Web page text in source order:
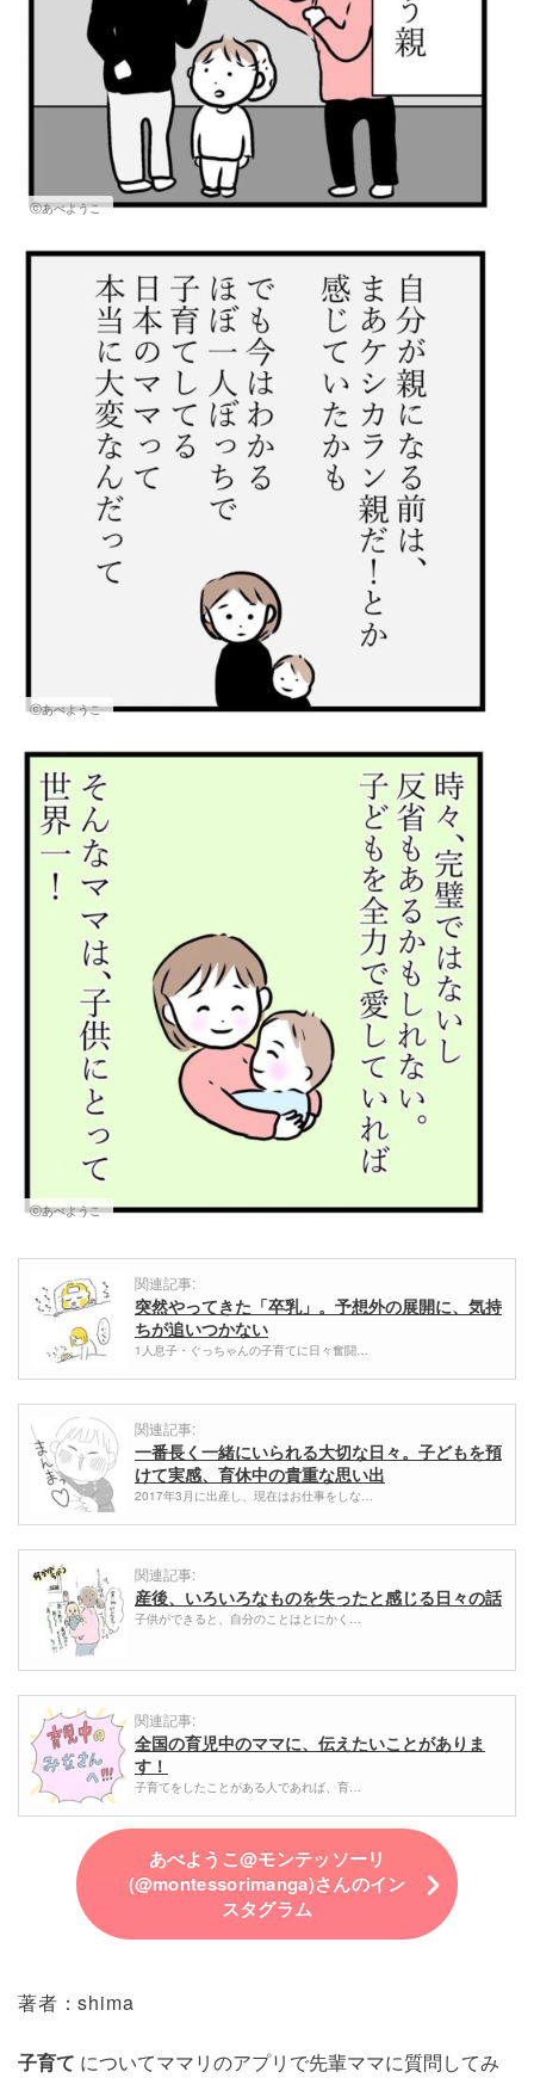
ⓒあべようこ
ⓒあべようこ
ⓒあべようこ
関連記事:
突然やってきた「卒乳」。予想外の展開に、気持
ちが追いつかない
1人息子・ぐっちゃんの子育てに日々奮闘…
関連記事:
一番長く一緒にいられる大切な日々。子どもを預
けて実感、育休中の貴重な思い出
2017年3月に出産し、現在はお仕事をしな…
関連記事:
産後、いろいろなものを失ったと感じる日々の話
子供ができると、自分のことはとにかく…
関連記事:
全国の育児中のママに、伝えたいことがありま
す！
子育てをしたことがある人であれば、育…
あべようこ@モンテッソーリ
(@montessorimanga)さんのイン
スタグラム
著者：shima
子育て についてママリのアプリで先輩ママに質問してみ